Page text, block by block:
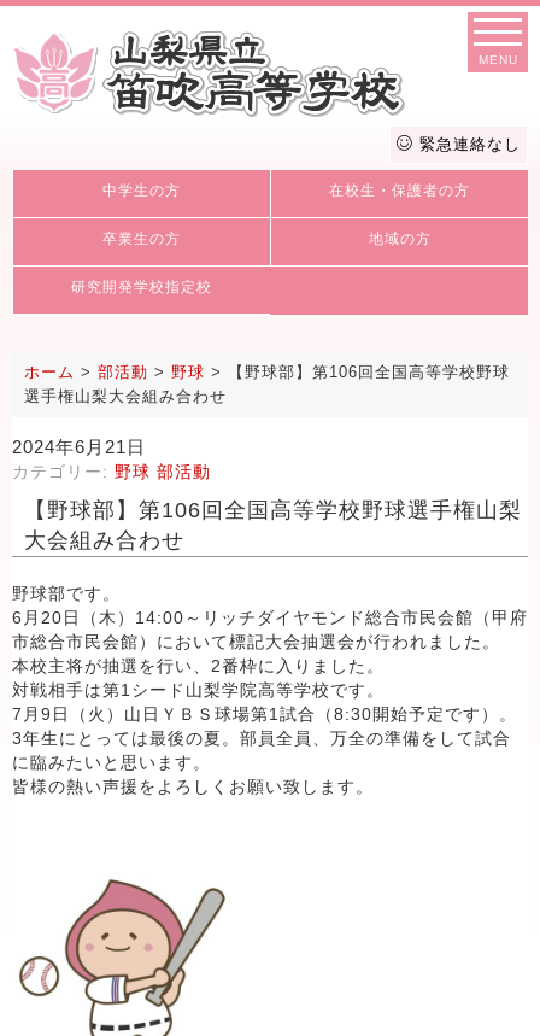
MENU
緊急連絡なし
中学生の方 在校生・保護者の方
卒業生の方 地域の方
研究開発学校指定校
ホーム > 部活動 > 野球 >
【野球部】第106回全国高等学校野球
選手権山梨大会組み合わせ
2024年6月21日
カテゴリー: 野球 部活動
【野球部】第106回全国高等学校野球選手権山梨
大会組み合わせ
野球部です。
6月20日（木）14:00～リッチダイヤモンド総合市民会館（甲府
市総合市民会館）において標記大会抽選会が行われました。
本校主将が抽選を行い、2番枠に入りました。
対戦相手は第1シード山梨学院高等学校です。
7月9日（火）山日ＹＢＳ球場第1試合（8:30開始予定です）。
3年生にとっては最後の夏。部員全員、万全の準備をして試合
に臨みたいと思います。
皆様の熱い声援をよろしくお願い致します。